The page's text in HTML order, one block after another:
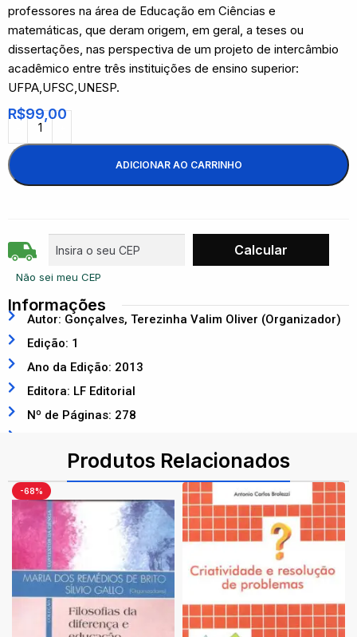
professores na área de Educação em Ciências e
matemáticas, que deram origem, em geral, a teses ou
dissertações, nas perspectiva de um projeto de intercâmbio
acadêmico entre três instituições de ensino superior:
UFPA,UFSC,UNESP.
R$99,00
ADICIONAR AO CARRINHO
Não sei meu CEP
Informações
Autor: Gonçalves, Terezinha Valim Oliver (Organizador)
Edição: 1
Ano da Edição: 2013
Editora: LF Editorial
Nº de Páginas: 278
Produtos Relacionados
-68%